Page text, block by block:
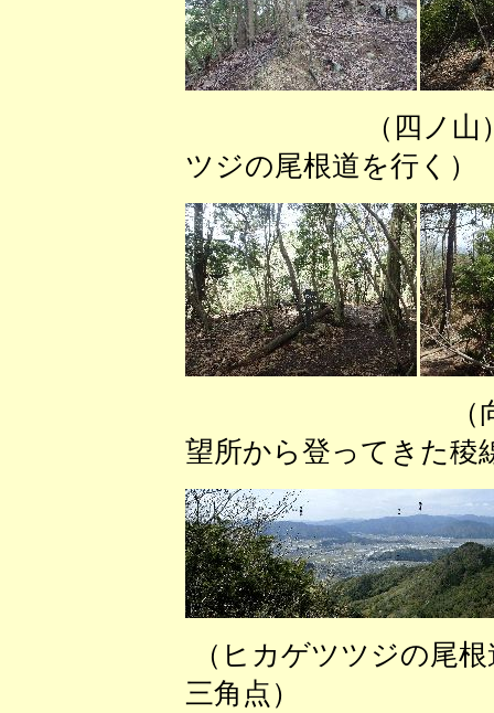
（四ノ山
ツジの尾根道を行く）
（向山三角点
望所から登ってきた稜
（ヒカゲツツジ
三角点）